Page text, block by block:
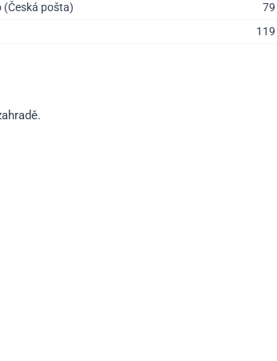
(Česká pošta)
79
119